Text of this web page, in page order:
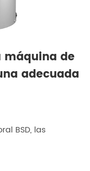
máquina de
adecuada
BSD, las